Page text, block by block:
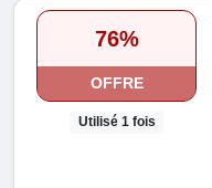
76%
OFFRE
Utilisé 1 fois